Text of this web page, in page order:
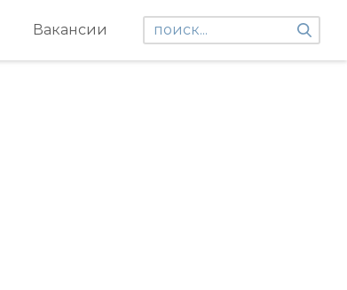
Вакансии